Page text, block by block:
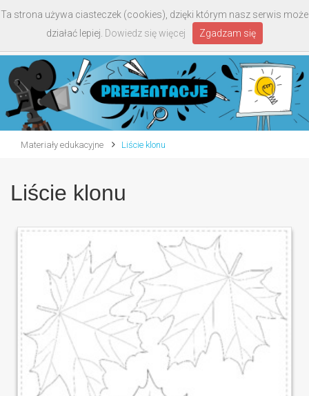
Materiały edukacyjne Liście klonu
Liście klonu
Ta strona używa ciasteczek (cookies), dzięki którym nasz serwis może
działać lepiej. Dowiedz się więcej Zgadzam się